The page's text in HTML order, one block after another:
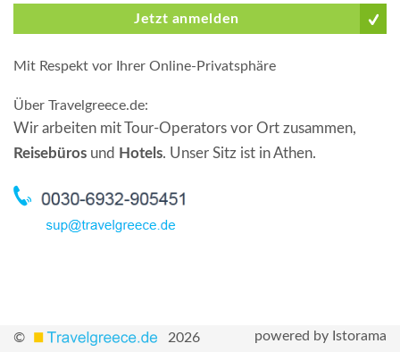
Jetzt anmelden
Mit Respekt vor Ihrer Online-Privatsphäre
Über Travelgreece.de:
Wir arbeiten mit Tour-Operators vor Ort zusammen,
Reisebüros und Hotels. Unser Sitz ist in Athen.
© 2026 powered by Istorama